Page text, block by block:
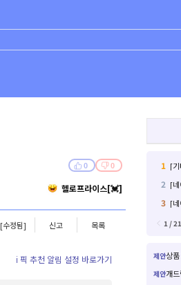
0 0
헬로프라이스[💓]
[수정됨] 신고 목록
ℹ️ 픽 추천 알림 설정 바로가기
1
2 [
3
1 / 21
제안
제안개